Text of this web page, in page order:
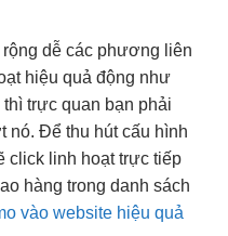
dễ các phương liên
hiệu quả động như
thì trực quan bạn phải
nó. Để thu hútcấu hình
click linh hoạttrực tiếp
hàng trong danh sách
vào website hiệu quả